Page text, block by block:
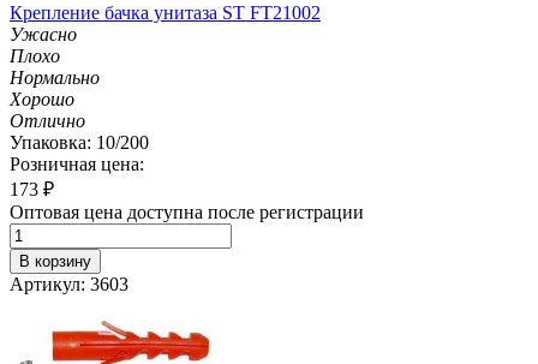
Крепление бачка унитаза ST FT21002
Ужасно
Плохо
Нормально
Хорошо
Отлично
Упаковка: 10/200
Розничная цена:
173 ₽
Оптовая цена доступна после регистрации
В корзину
Артикул: 3603